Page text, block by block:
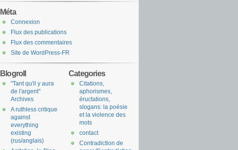
Méta
Connexion
Flux des publications
Flux des commentaires
Site de WordPress-FR
Categories
Citations,
aphorismes,
éructations,
slogans: la poésie
et la violence des
mots
contact
Contradiction de
Blogroll
"Tant qu'il y aura
de l'argent"
Archives
A ruthless critique
against
everything
existing
(rus/anglais)